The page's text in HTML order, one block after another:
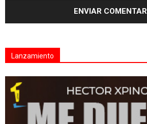
Lanzamiento